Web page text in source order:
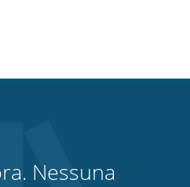
Nessuna